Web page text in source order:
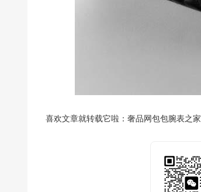
喜欢文章就转载它啦： 奢品网包包腕表之家